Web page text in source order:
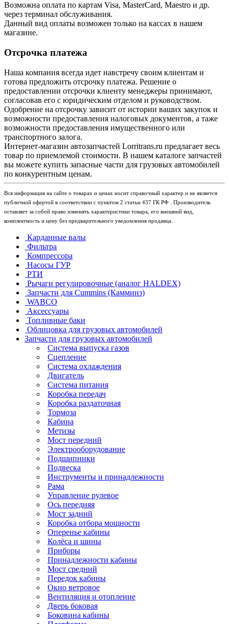
Возможна оплата по картам Visa, MasterCard, Maestro и др.
через терминал обслуживания.
Данный вид оплаты возможен только на кассах в нашем
магазине.
Отсрочка платежа
Наша компания всегда идет навстречу своим клиентам и
готова предложить отсрочку платежа. Решение о
предоставлении отсрочки клиенту менеджеры принимают,
согласовав его с юридическим отделом и руководством.
Одобрение на отсрочку зависит от истории ваших закупок и
возможности предоставления налоговых документов, а таже
возможности предоставления имущественного или
транспортного залога.
Интернет-магазин автозапчастей Lorritrans.ru предлагает весь
товар по приемлемой стоимости. В нашем каталоге запчастей
вы можете купить запасные части для грузовых автомобилей
по конкурентным ценам.
Вся информация на сайте о товарах и ценах носит справочный характер и не является
публичной офертой в соответствии с пунктом 2 статьи 437 ГК РФ . Производитель
оставляет за собой право изменять характеристики товара, его внешний вид,
комплектность и цену без предварительного уведомления продавца.
Карданные валы
Фильтра
Компрессора
Насосы ГУР
РТИ
Рычаги регулировочные (аналог HALDEX)
Запчасти для Cummins (Камминз)
WABCO
Аксессуары
Топливные баки
Облицовка для грузовых автомобилей
Запчасти для грузовых автомобилей
Система выпуска газов
Сцепление
Система охлаждения
Двигатель
Система питания
Коробка передач
Коробка раздаточная
Тормоза
Кабина
Метизы
Мост передний
Электрооборудование
Подшипники
Подвеска
Инструменты и принадлежности
Рама
Управление рулевое
Ось передняя
Мост задний
Коробка отбора мощности
Оперенье кабины
Колёса и шины
Приборы
Принадлежности кабины
Мост средний
Передок кабины
Окно ветровое
Вентиляция и отопление
Дверь боковая
Боковина кабины